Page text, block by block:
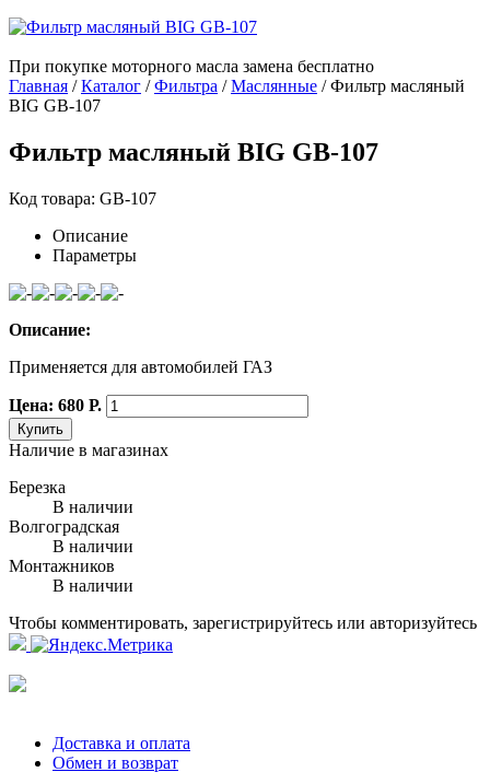
При покупке моторного масла замена бесплатно
Главная /Каталог /Фильтра /Маслянные /Фильтр масляный
BIG GB-107
Фильтр масляный BIG GB-107
Код товара: GB-107
Описание
Параметры
Описание:
Применяется для автомобилей ГАЗ
Цена: 680 Р.
Купить
Наличие в магазинах
Березка
В наличии
Волгоградская
В наличии
Монтажников
В наличии
Чтобы комментировать, зарегистрируйтесь или авторизуйтесь
Доставка и оплата
Обмен и возврат